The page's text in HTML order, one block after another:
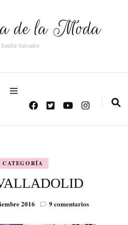
de la Moda
Salvador
CATEGORÍA
2016 9 comentariosen